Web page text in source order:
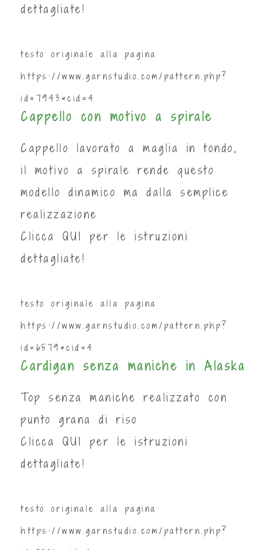
dettagliate!
testo originale alla pagina
https://www.garnstudio.com/pattern.php?
id=7943&cid=4
Cappello con motivo a spirale
Cappello lavorato a maglia in tondo,
il motivo a spirale rende questo
modello dinamico ma dalla semplice
realizzazione
Clicca QUI
per le istruzioni
dettagliate!
testo originale alla pagina
https://www.garnstudio.com/pattern.php?
id=6579&cid=4
Cardigan senza maniche in Alaska
Top senza maniche realizzato con
punto grana di riso
Clicca QUI
per le istruzioni
dettagliate!
testo originale alla pagina
https://www.garnstudio.com/pattern.php?